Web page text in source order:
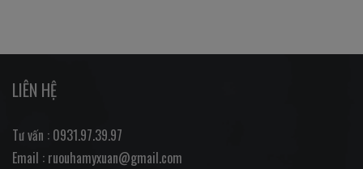
LIÊN HỆ
Tư vấn : 0931.97.39.97
Email : ruouhamyxuan@gmail.com